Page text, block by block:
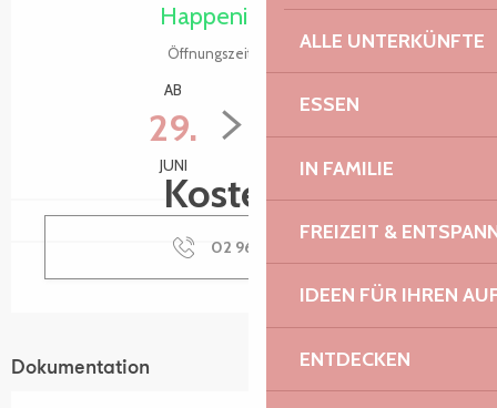
ALLE UNTERKÜNFTE
ESSEN
IN FAMILIE
FREIZEIT &
IDEEN FÜR IHREN
ENTDECKEN
Happening heute
Öffnungszeiten ansehen
AB
29.
JUNI
6.
SEPTEMBER
Kostenlos
02 96 20 10
Dokumentation